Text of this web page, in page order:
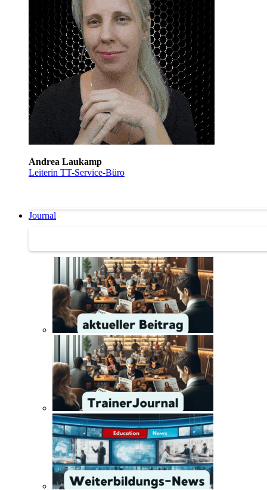
Andrea Laukamp
Leiterin TT-Service-Büro
Journal